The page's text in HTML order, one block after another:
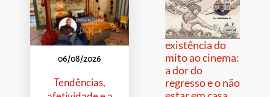
06/08/2026
Tendências,
existência do
mito ao cinema:
a dor do
regresso e o não